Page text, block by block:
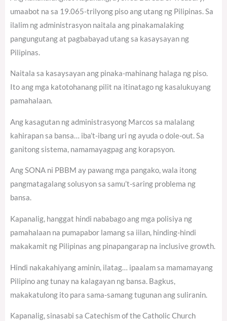
umaabot na sa 19.065-trilyong piso ang utang ng Pilipinas. Sa
ilalim ng administrasyon naitala ang pinakamalaking
pangungutang at pagbabayad utang sa kasaysayan ng
Pilipinas.
Naitala sa kasaysayan ang pinaka-mahinang halaga ng piso.
Ito ang mga katotohanang pilit na itinatago ng kasalukuyang
pamahalaan.
Ang kasagutan ng administrasyong Marcos sa malalang
kahirapan sa bansa… iba’t-ibang uri ng ayuda o dole-out. Sa
ganitong sistema, namamayagpag ang korapsyon.
Ang SONA ni PBBM ay pawang mga pangako, wala itong
pangmatagalang solusyon sa samu’t-saring problema ng
bansa.
Kapanalig, hanggat hindi nababago ang mga polisiya ng
pamahalaan na pumapabor lamang sa iilan, hinding-hindi
makakamit ng Pilipinas ang pinapangarap na inclusive growth.
Hindi nakakahiyang aminin, ilatag… ipaalam sa mamamayang
Pilipino ang tunay na kalagayan ng bansa. Bagkus,
makakatulong ito para sama-samang tugunan ang suliranin.
Kapanalig, sinasabi sa Catechism of the Catholic Church